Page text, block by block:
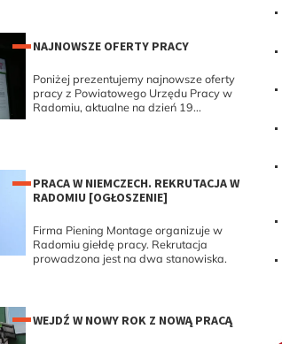
NAJNOWSZE OFERTY PRACY
Poniżej prezentujemy najnowsze oferty
pracy z Powiatowego Urzędu Pracy w
Radomiu, aktualne na dzień 19...
PRACA W NIEMCZECH. REKRUTACJA W
RADOMIU [OGŁOSZENIE]
Firma Piening Montage organizuje w
Radomiu giełdę pracy. Rekrutacja
prowadzona jest na dwa stanowiska.
WEJDŹ W NOWY ROK Z NOWĄ PRACĄ